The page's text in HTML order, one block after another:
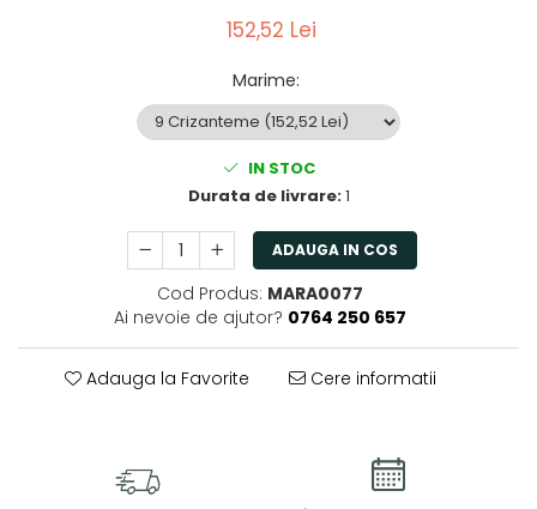
152,52 Lei
Marime:
IN STOC
Durata de livrare:1
ADAUGA IN COS
Cod Produs: MARA0077
Ai nevoie de ajutor? 0764 250 657
Adauga la Favorite Cere informatii